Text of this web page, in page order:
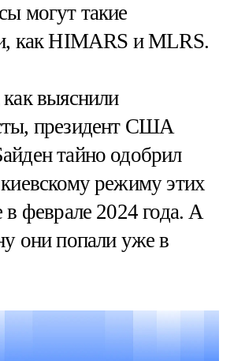
могут такие
как HIMARS и MLRS.
выяснили
президент США
тайно одобрил
режиму этих
в феврале 2024 года. А
они попали уже в